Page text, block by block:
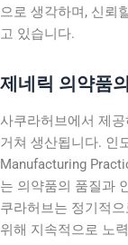
으로 생각하며, 신뢰
고 있습니다.
제네릭 의약품
사쿠라허브에서 제
거쳐 생산됩니다. 인
Manufacturing
는 의약품의 품질과
쿠라허브는 정기적
위해 지속적으로 노